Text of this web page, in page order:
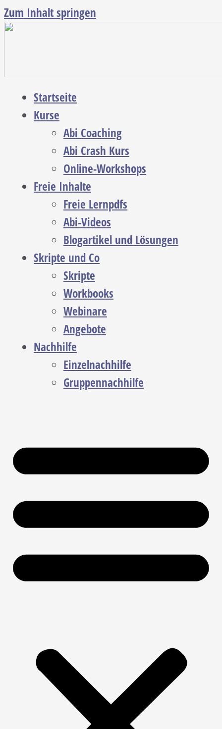
Zum Inhalt springen
Startseite
Kurse
Abi Coaching
Abi Crash Kurs
Online-Workshops
Freie Inhalte
Freie Lernpdfs
Abi-Videos
Blogartikel und Lösungen
Skripte und Co
Skripte
Workbooks
Webinare
Angebote
Nachhilfe
Einzelnachhilfe
Gruppennachhilfe